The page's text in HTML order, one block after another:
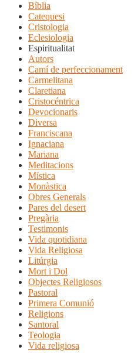
Bíblia
Catequesi
Cristologia
Eclesiologia
Espiritualitat
Autors
Camí de perfeccionament
Carmelitana
Claretiana
Cristocéntrica
Devocionaris
Diversa
Franciscana
Ignaciana
Mariana
Meditacions
Mística
Monàstica
Obres Generals
Pares del desert
Pregària
Testimonis
Vida quotidiana
Vida Religiosa
Litúrgia
Mort i Dol
Objectes Religiosos
Pastoral
Primera Comunió
Religions
Santoral
Teologia
Vida religiosa